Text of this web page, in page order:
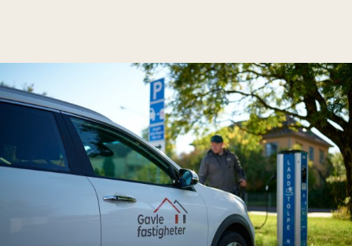
till
innehåll
till
navigering